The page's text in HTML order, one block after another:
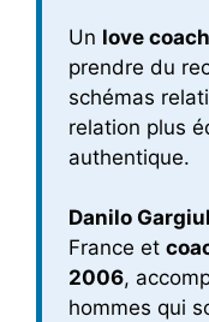
Un love
prendre du
schémas
relation plus
authentique.
Danilo
France et
2006,
hommes qui